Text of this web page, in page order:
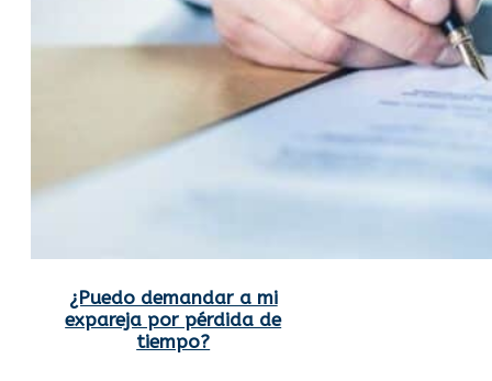
¿Puedo demandar a mi
expareja por pérdida de
tiempo?